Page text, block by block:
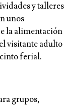
y talleres
unos
la alimentación
visitante adulto
ferial.
grupos,